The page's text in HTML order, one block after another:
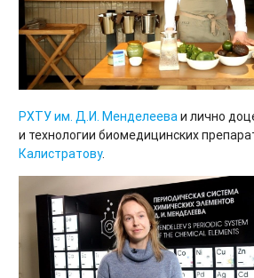
РХТУ им. Д.И. Менделееваи лично
и технологии биомедицинских
Калистратову.